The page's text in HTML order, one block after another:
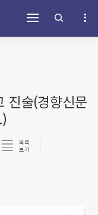
진술(경향신문
목록
보기